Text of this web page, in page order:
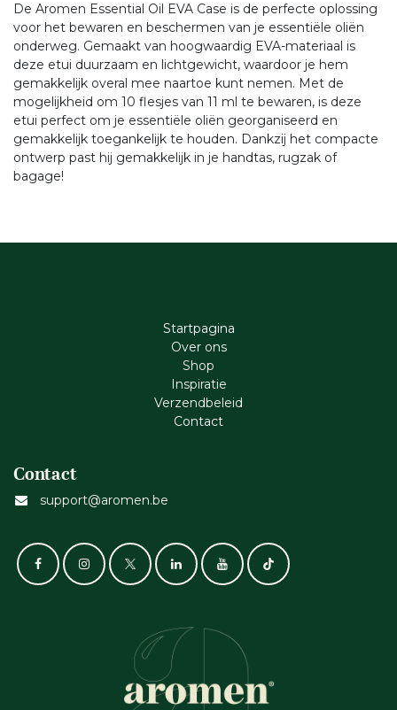
De Aromen Essential Oil EVA Case is de perfecte oplossing
voor het bewaren en beschermen van je essentiële oliën
onderweg. Gemaakt van hoogwaardig EVA-materiaal is
deze etui duurzaam en lichtgewicht, waardoor je hem
gemakkelijk overal mee naartoe kunt nemen. Met de
mogelijkheid om 10 flesjes van 11 ml te bewaren, is deze
etui perfect om je essentiële oliën georganiseerd en
gemakkelijk toegankelijk te houden. Dankzij het compacte
ontwerp past hij gemakkelijk in je handtas, rugzak of
bagage!
Startpagina
Ove​r​ ons
Shop
Inspiratie
Verzendbeleid
Cont​act
Contact
support@aromen.be